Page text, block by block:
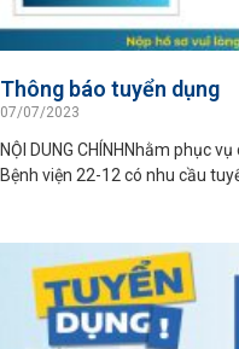
Thông báo tuyển dụng
07/07/2023
NỘI DUNG CHÍNHNhằm phục
Bệnh viện 22-12 có nhu cầu